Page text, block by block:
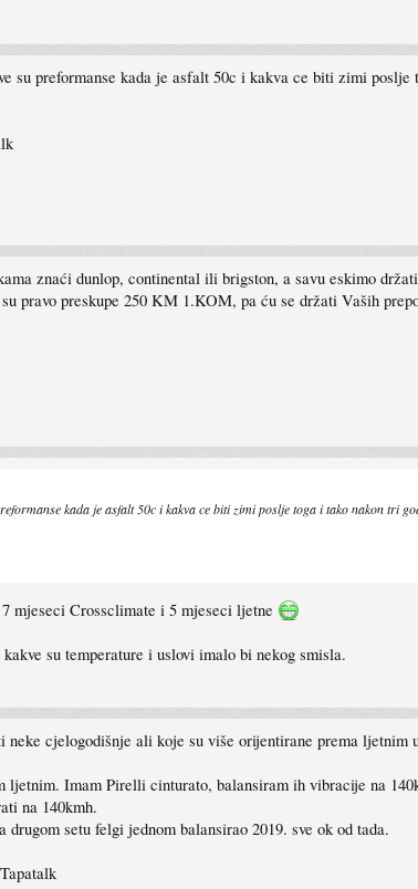
su preformanse kada je asfalt 50c i kakva ce biti zimi poslje
znaći dunlop, continental ili brigston, a savu eskimo
pravo preskupe 250 KM 1.KOM, pa ću se držati Vaših
kada je asfalt 50c i kakva ce biti zimi poslje toga i tako nakon tri
mjeseci Crossclimate i 5 mjeseci ljetne
su temperature i uslovi imalo bi nekog smisla.
neke cjelogodišnje ali koje su više orijentirane prema ljetnim
ljetnim. Imam Pirelli cinturato, balansiram ih vibracije na
na 140kmh.
drugom setu felgi jednom balansirao 2019. sve ok od tada.